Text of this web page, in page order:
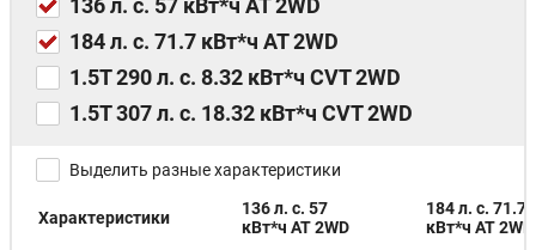
184 л. с. 71.7 кВт*ч AT 2WD
1.5T 290 л. с. 8.32 кВт*ч CVT 2WD
1.5T 307 л. с. 18.32 кВт*ч CVT 2WD
Выделить разные характеристики
Характеристики
136 л. с. 57
кВт*ч AT 2WD
184 л. с. 71.7
кВт*ч AT 2WD